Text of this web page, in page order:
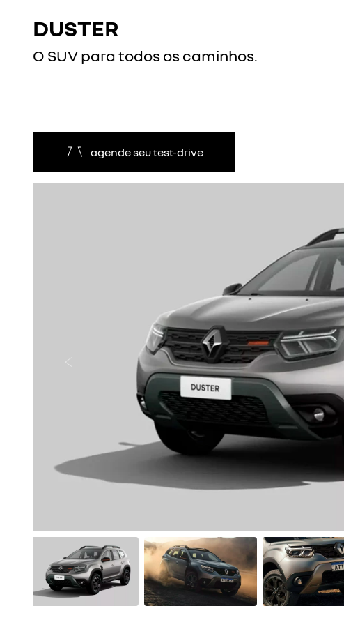
DUSTER
O SUV para todos os caminhos.
agende seu test-drive